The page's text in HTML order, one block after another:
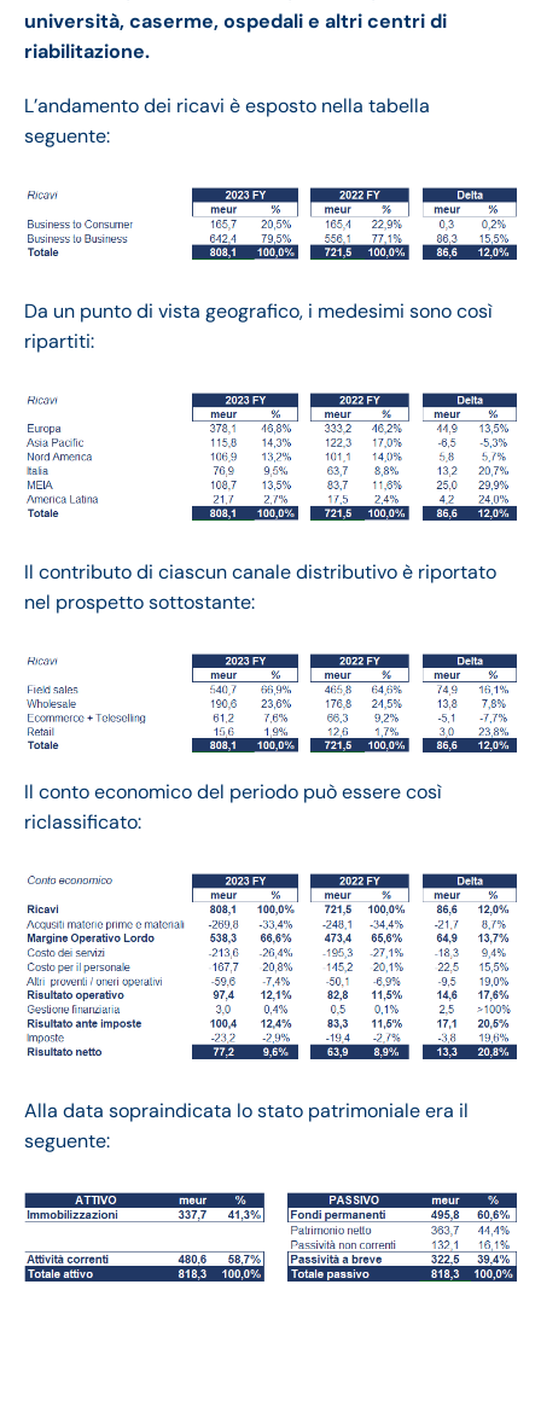
università, caserme, ospedali e altri centri di
riabilitazione.
L’andamento dei ricavi è esposto nella tabella
seguente:
Da un punto di vista geografico, i medesimi sono così
ripartiti:
Il contributo di ciascun canale distributivo è riportato
nel prospetto sottostante:
Il conto economico del periodo può essere così
riclassificato:
Alla data sopraindicata lo stato patrimoniale era il
seguente: